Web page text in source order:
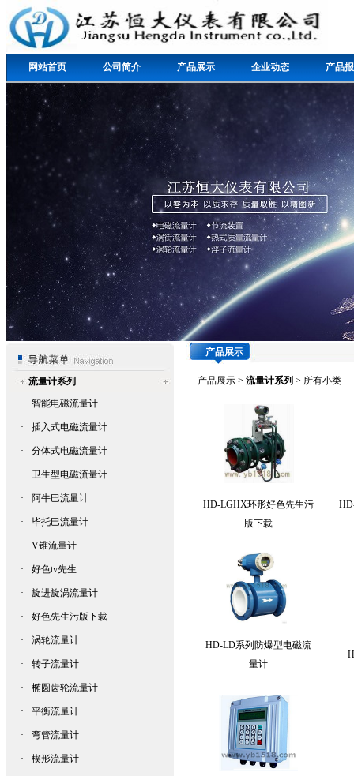
网站首页 公司简介 产品展示 企业动态 产品
流量计系列
·
智能电磁流量计
· 插入式电磁流量计
· 分体式电磁流量计
· 卫生型电磁流量计
· 阿牛巴流量计
· 毕托巴流量计
· V锥流量计
· 好色tv先生
· 旋进旋涡流量计
· 好色先生污版下载
· 涡轮流量计
· 转子流量计
· 椭圆齿轮流量计
· 平衡流量计
· 弯管流量计
· 楔形流量计
产品展示
产品展示> 流量计系列 > 所有小类
HD-LGHX环形好色先生污
版下载
HD-LD系列防爆型电磁流
量计